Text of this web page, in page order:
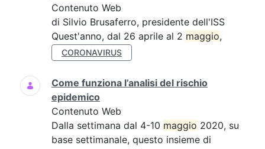
Contenuto Web
di Silvio Brusaferro, presidente dell'ISS
Quest'anno, dal 26 aprile al 2 maggio,
CORONAVIRUS
Come funziona l’analisi del rischio
epidemico
Contenuto Web
Dalla settimana dal 4-10 maggio 2020, su
base settimanale, questo insieme di